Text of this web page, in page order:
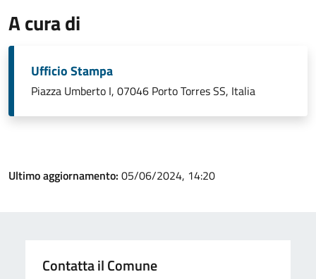
A cura di
Ufficio Stampa
Piazza Umberto I, 07046 Porto Torres SS, Italia
Ultimo aggiornamento: 05/06/2024, 14:20
Contatta il Comune